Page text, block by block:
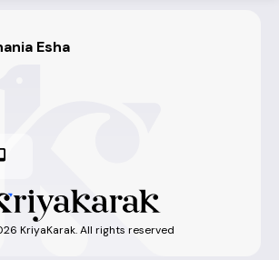
Esha
KriyaKarak. All rights reserved